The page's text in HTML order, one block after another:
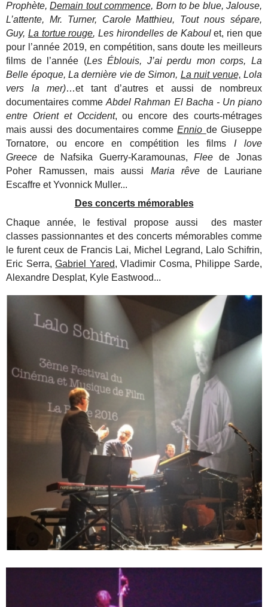
Prophète,Demain tout commence, Born to be blue, Jalouse,
L’attente, Mr. Turner, Carole Matthieu, Tout nous sépare,
Guy, La tortue rouge, Les hirondelles de Kaboulet, rien que
pour l’année 2019, en compétition, sans doute les meilleurs
films de l’année (Les Éblouis, J’ai perdu mon corps, La
Belle époque, La dernière vie de Simon, La nuit venue, Lola
vers la mer)…et tant d’autres et aussi de nombreux
documentaires commeAbdel Rahman El Bacha - Un piano
entre Orient et Occident, ou encore des courts-métrages
mais aussi des documentaires comme Ennio de Giuseppe
Tornatore, ou encore en compétition les films I love
Greece de Nafsika Guerry-Karamounas, Fleede Jonas
Poher Ramussen, mais aussi Maria rêve de Lauriane
Escaffre et Yvonnick Muller...
Des concerts mémorables
Chaque année, le festival propose aussi des master
classes passionnantes et des concerts mémorables comme
le furent ceux de Francis Lai, Michel Legrand, Lalo Schifrin,
Eric Serra,Gabriel Yared, Vladimir Cosma, Philippe Sarde,
Alexandre Desplat, Kyle Eastwood...